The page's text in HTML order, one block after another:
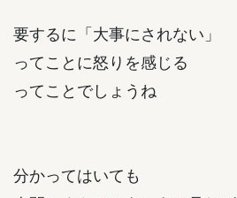
要するに「大事にされない」
ってことに怒りを感じる
ってことでしょうね
分かってはいても